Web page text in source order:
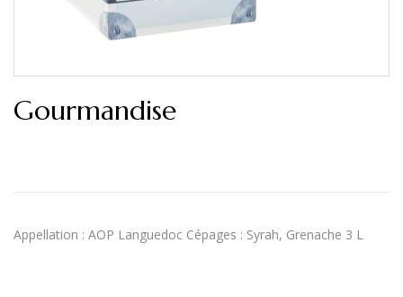
Gourmandise
Appellation : AOP Languedoc Cépages : Syrah, Grenache 3 L